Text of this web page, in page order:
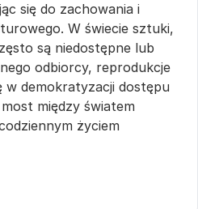
się do zachowania i
W świecie sztuki,
są niedostępne lub
odbiorcy, reprodukcje
demokratyzacji dostępu
między światem
życiem